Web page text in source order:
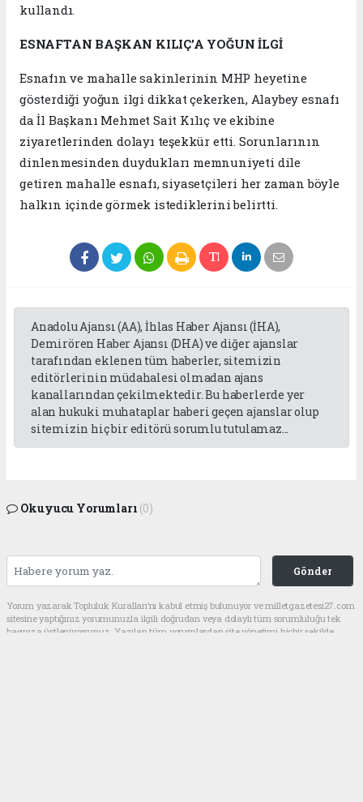
kullandı.
ESNAFTAN BAŞKAN KILIÇ’A YOĞUN İLGİ
Esnafın ve mahalle sakinlerinin MHP heyetine
gösterdiği yoğun ilgi dikkat çekerken, Alaybey esnafı
da İl Başkanı Mehmet Sait Kılıç ve ekibine
ziyaretlerinden dolayı teşekkür etti. Sorunlarının
dinlenmesinden duydukları memnuniyeti dile
getiren mahalle esnafı, siyasetçileri her zaman böyle
halkın içinde görmek istediklerini belirtti.
Anadolu Ajansı (AA), İhlas Haber Ajansı (İHA),
Demirören Haber Ajansı (DHA) ve diğer ajanslar
tarafından eklenen tüm haberler, sitemizin
editörlerinin müdahalesi olmadan ajans
kanallarından çekilmektedir. Bu haberlerde yer
alan hukuki muhataplar haberi geçen ajanslar olup
sitemizin hiç bir editörü sorumlu tutulamaz...
Okuyucu Yorumları (0)
Gönder
Yorum yazarak Topluluk Kuralları’nı kabul etmiş bulunuyor ve milletgazetesi27.com
sitesine yaptığınız yorumunuzla ilgili doğrudan veya dolaylı tüm sorumluluğu tek
başınıza üstleniyorsunuz. Yazılan tüm yorumlardan site yönetimi hiçbir şekilde